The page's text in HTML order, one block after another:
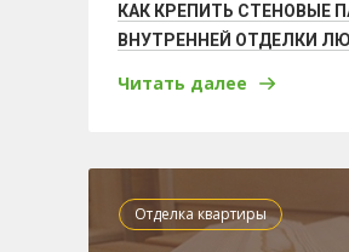
КАК КРЕПИТЬ СТЕНОВЫЕ
ВНУТРЕННЕЙ ОТДЕЛКИ
Читать далее
Отделка квартиры